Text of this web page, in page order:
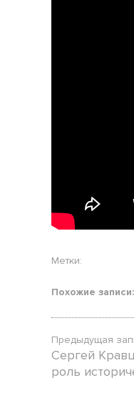
Метки:
Похожие записи:
Предыдущая
Сергей
роль